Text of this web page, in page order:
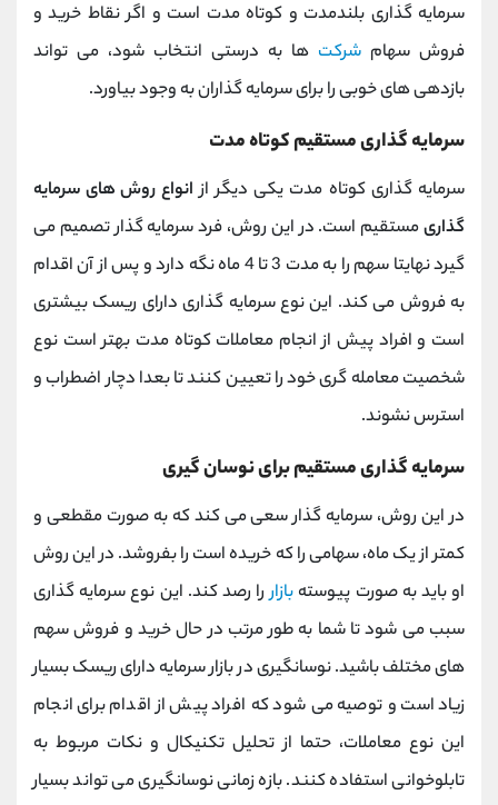
سرمایه گذاری بلندمدت و کوتاه مدت است و اگر نقاط خرید و
فروش سهام شرکت ها به درستی انتخاب شود، می تواند
بازدهی های خوبی را برای سرمایه گذاران به وجود بیاورد.
سرمایه گذاری مستقیم کوتاه مدت
سرمایه گذاری کوتاه مدت یکی دیگر ازانواع روش های سرمایه
گذاریمستقیم است. در این روش، فرد سرمایه گذار تصمیم می
گیرد نهایتا سهم را به مدت 3 تا 4 ماه نگه دارد و پس از آن اقدام
به فروش می کند. این نوع سرمایه گذاری دارای ریسک بیشتری
است و افراد پیش از انجام معاملات کوتاه مدت بهتر است نوع
شخصیت معامله گری خود را تعیین کنند تا بعدا دچار اضطراب و
استرس نشوند.
سرمایه گذاری مستقیم برای نوسان گیری
در این روش، سرمایه گذار سعی می کند که به صورت مقطعی و
کمتر از یک ماه، سهامی را که خریده است را بفروشد. در این روش
او باید به صورت پیوسته بازاررا رصد کند. این نوع سرمایه گذاری
سبب می شود تا شما به طور مرتب در حال خرید و فروش سهم
های مختلف باشید. نوسانگیری در بازار سرمایه دارای ریسک بسیار
زیاد است و توصیه می شود که افراد پیش از اقدام برای انجام
این نوع معاملات، حتما از تحلیل تکنیکال و نکات مربوط به
تابلوخوانی استفاده کنند. بازه زمانی نوسانگیری می تواند بسیار